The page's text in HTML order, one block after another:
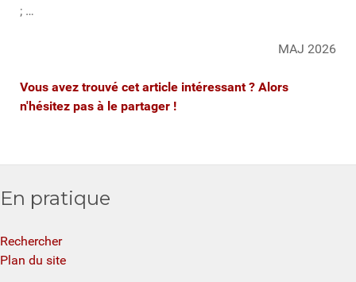
; …
MAJ 2026
Vous avez trouvé cet article intéressant ? Alors
n'hésitez pas à le partager !
En pratique
Rechercher
Plan du site